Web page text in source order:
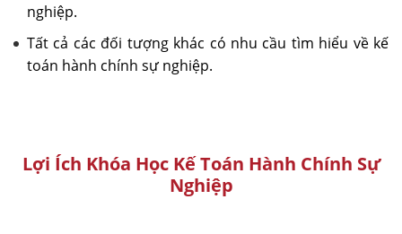
nghiệp.
Tất cả các đối tượng khác có nhu cầu tìm hiểu về kế
toán hành chính sự nghiệp.
Lợi Ích Khóa Học Kế Toán Hành Chính Sự
Nghiệp